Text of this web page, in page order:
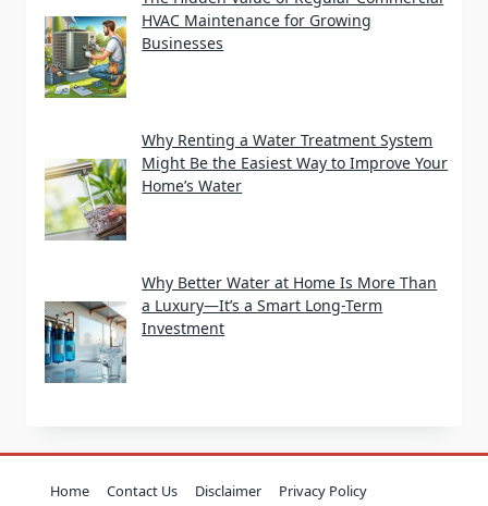
HVAC Maintenance for Growing
Businesses
Why Renting a Water Treatment System
Might Be the Easiest Way to Improve Your
Home’s Water
Why Better Water at Home Is More Than
a Luxury—It’s a Smart Long-Term
Investment
Home Contact Us Disclaimer
Privacy Policy